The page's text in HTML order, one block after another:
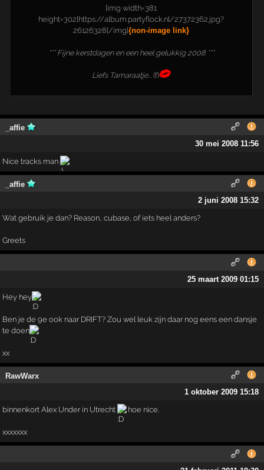
[img width=381
height=302]https://album.partyflock.nl/27372362.jpg?
26126328[/img]{non-image link}
*** Fijne kerstdagen en een heel gelukkig 2008 ***
Liefs Tamaraatje...(f)
_affie
30 mei 2008 11:56
Nice tracks man
_affie
2 juni 2008 15:32
Wat gebruik je dan? Reason.. cubase, of iets heel anders?
Greets
25 maart 2009 01:15
Hey hey
Ben je de 9e ook naar DRIFT? Zou wel leuk zijn daar nog eens een dansje
te doen
xx
RawWarx
1 oktober 2009 15:18
binnenkort Alex Under in Utrecht hoe nice.
xxxxxxx